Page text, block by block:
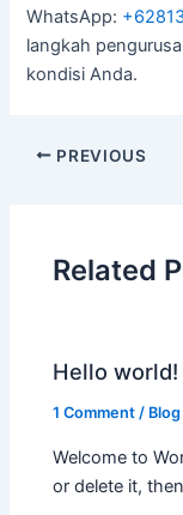
WhatsApp:
langkah
kondisi Anda.
PREVIOUS
Related
Hello world!
1 Comment / Blog
Welcome to
or delete it,